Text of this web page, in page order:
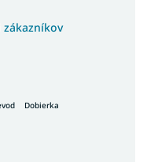
zákazníkov
Dobierka